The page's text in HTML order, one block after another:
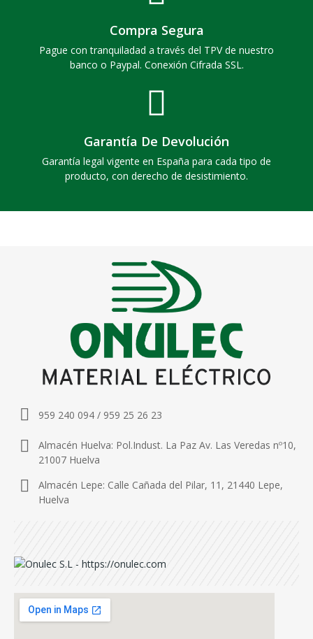
Compra Segura
Pague con tranquiladad a través del TPV de nuestro
banco o Paypal. Conexión Cifrada SSL.
Garantía De Devolución
Garantía legal vigente en España para cada tipo de
producto, con derecho de desistimiento.
959 240 094 / 959 25 26 23
Almacén Huelva: Pol.Indust. La Paz Av. Las Veredas nº10,
21007 Huelva
Almacén Lepe: Calle Cañada del Pilar, 11, 21440 Lepe,
Huelva